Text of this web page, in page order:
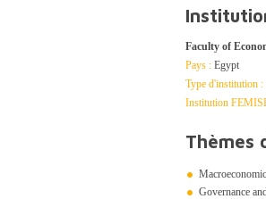
Faculty of
Pays : Egypt
Type d'institution :
Institution
Thèmes
Governance